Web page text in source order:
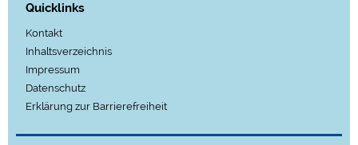
Quicklinks
Kontakt
Inhaltsverzeichnis
Impressum
Datenschutz
Erklärung zur Barrierefreiheit